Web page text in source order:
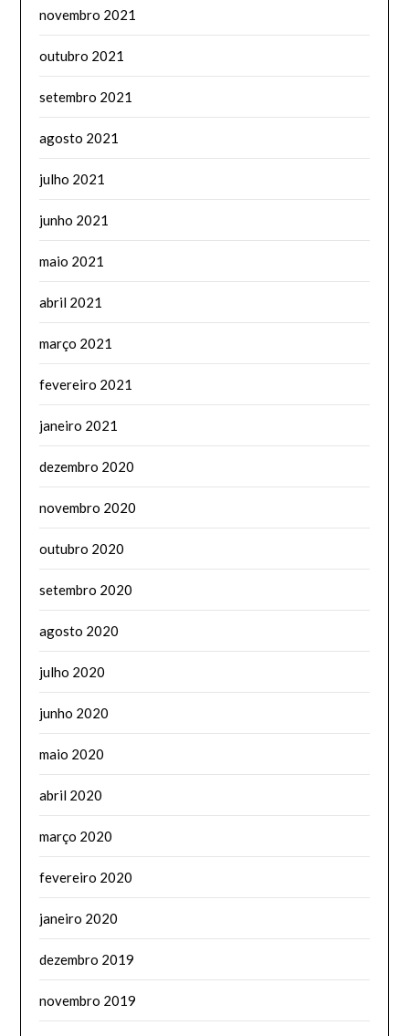
novembro 2021
outubro 2021
setembro 2021
agosto 2021
julho 2021
junho 2021
maio 2021
abril 2021
março 2021
fevereiro 2021
janeiro 2021
dezembro 2020
novembro 2020
outubro 2020
setembro 2020
agosto 2020
julho 2020
junho 2020
maio 2020
abril 2020
março 2020
fevereiro 2020
janeiro 2020
dezembro 2019
novembro 2019